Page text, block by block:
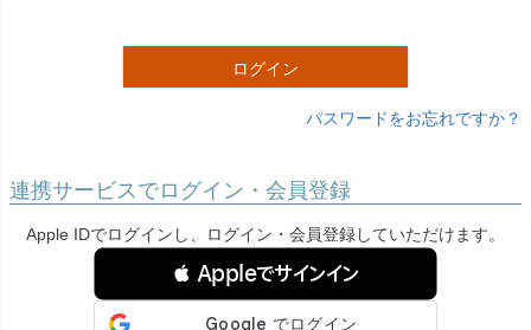
ログイン
パスワードをお忘れですか？
連携サービスでログイン・会員登録
Apple IDでログインし、ログイン・会員登録していただけます。
 Appleでサインイン